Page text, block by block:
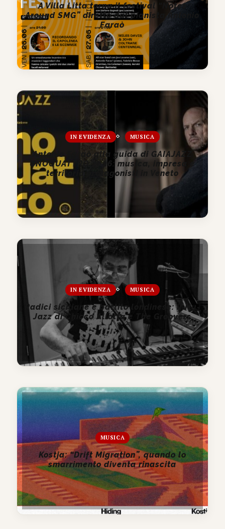
A Villa Litta torna il festival “Notes
Around SMG” diretto dal pianista Antonio
Faraò
IN EVIDENZA MUSICA
Antonio Faraò alla guida di GAIAJAZZ
UNOQUATTRO 2026: musica, impresa e
territorio protagonisti in Veneto
IN EVIDENZA MUSICA
Radici siciliane e battito londinese: il Nu-
Jazz di Chicco Allotta e The Groovers
MUSICA
Kostja: “Drift Migration”, quando lo
smarrimento diventa rinascita